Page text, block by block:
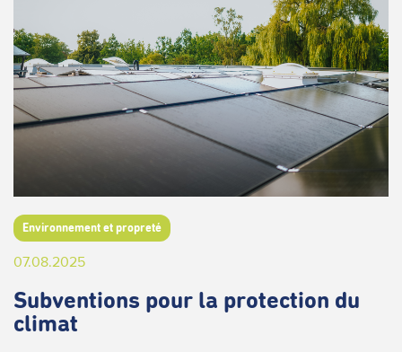
Environnement et propreté
07.08.2025
Subventions pour la protection du
climat